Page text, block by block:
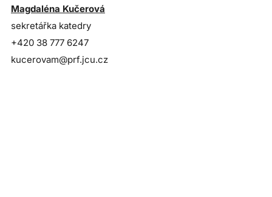
Magdaléna Kučerová
sekretářka katedry
+420 38 777 6247
kucerovam@prf.jcu.cz